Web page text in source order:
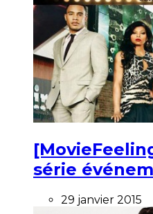
série
29 janvier 2015